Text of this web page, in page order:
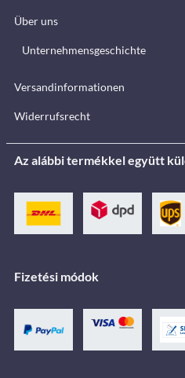
Über uns
Unternehmensgeschichte
Versandinformationen
Widerrufsrecht
Az alábbi termékkel együtt
Fizetési módok